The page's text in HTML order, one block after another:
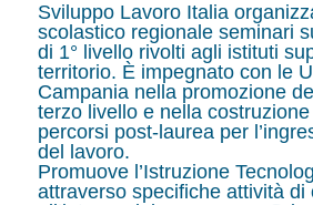
Sviluppo Lavoro Italia
scolastico regionale seminari
di 1° livello rivolti agli istituti
territorio. È impegnato con le
Campania nella promozione
terzo livello e nella
percorsi post-laurea per
del lavoro.
Promuove l’Istruzione
attraverso specifiche attività di